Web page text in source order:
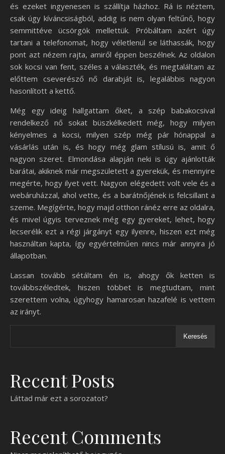
és ezeket ingyenesen is szállítja házhoz. Rá is néztem,
csak úgy kíváncsiságból, addig is nem olyan feltűnő, hogy
semmittéve ücsörgök mellettük. Próbáltam azért úgy
tartani a telefonomat, hogy véletlenül se láthassák, hogy
pont azt nézem rajta, amiről éppen beszélnek. Az oldalon
sok kocsi van fent, széles a választék, és megtaláltam az
előttem cseverésző nő darabját is, legalábbis nagyon
hasonlított a kettő.
Még egy ideig hallgattam őket, a szép babakocsival
rendelkező nő sokat büszkélkedett még, hogy milyen
kényelmes a kocsi, milyen szép még pár hónappal a
vásárlás után is, és hogy még glam stílusú is, amit ő
nagyon szeret. Elmondása alapján neki is úgy ajánlották
barátai, akiknek már megszületett a gyerekük, és mennyire
megérte, hogy ilyet vett. Nagyon elégedett volt vele és a
webáruházzal, ahol vette, és a barátnőjének is felcsillant a
szeme. Megígérte, hogy majd otthon ránéz erre az oldalra,
és mivel úgyis terveznek még egy gyereket, lehet, hogy
lecserélik ezt a régi járgányt egy ilyenre, hiszen ezt még
használtan kapta, így egyértelműen nincs már annyira jó
állapotban.
Lassan tovább sétáltam én is, ahogy ők ketten is
továbbszéledtek, hiszen többet is megtudtam, mint
szerettem volna, úgyhogy hamarosan hazafelé is vettem
az irányt.
Keresés
Recent Posts
Láttad már ezt a sorozatot?
Recent Comments